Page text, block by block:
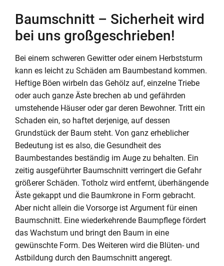
Baumschnitt – Sicherheit wird
bei uns großgeschrieben!
Bei einem schweren Gewitter oder einem Herbststurm
kann es leicht zu Schäden am Baumbestand kommen.
Heftige Böen wirbeln das Gehölz auf, einzelne Triebe
oder auch ganze Äste brechen ab und gefährden
umstehende Häuser oder gar deren Bewohner. Tritt ein
Schaden ein, so haftet derjenige, auf dessen
Grundstück der Baum steht. Von ganz erheblicher
Bedeutung ist es also, die Gesundheit des
Baumbestandes beständig im Auge zu behalten. Ein
zeitig ausgeführter Baumschnitt verringert die Gefahr
größerer Schäden. Totholz wird entfernt, überhängende
Äste gekappt und die Baumkrone in Form gebracht.
Aber nicht allein die Vorsorge ist Argument für einen
Baumschnitt. Eine wiederkehrende Baumpflege fördert
das Wachstum und bringt den Baum in eine
gewünschte Form. Des Weiteren wird die Blüten- und
Astbildung durch den Baumschnitt angeregt.